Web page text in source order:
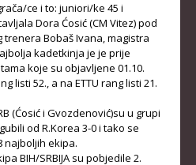
KADETI
KADETI
KADETI
KADETKINJE
ce i to: juniori/ke 45 i
Dora Ćosić (CM Vitez) pod
Bobaš Ivana, magistra
kadetkinja je je prije
koje su objavljene 01.10.
listi 52., a na ETTU rang listi 21.
(Ćosić i Gvozdenović)su u grupi
od R.Korea 3-0 i tako se
najboljih ekipa.
BIH/SRBIJA su pobjedile 2.